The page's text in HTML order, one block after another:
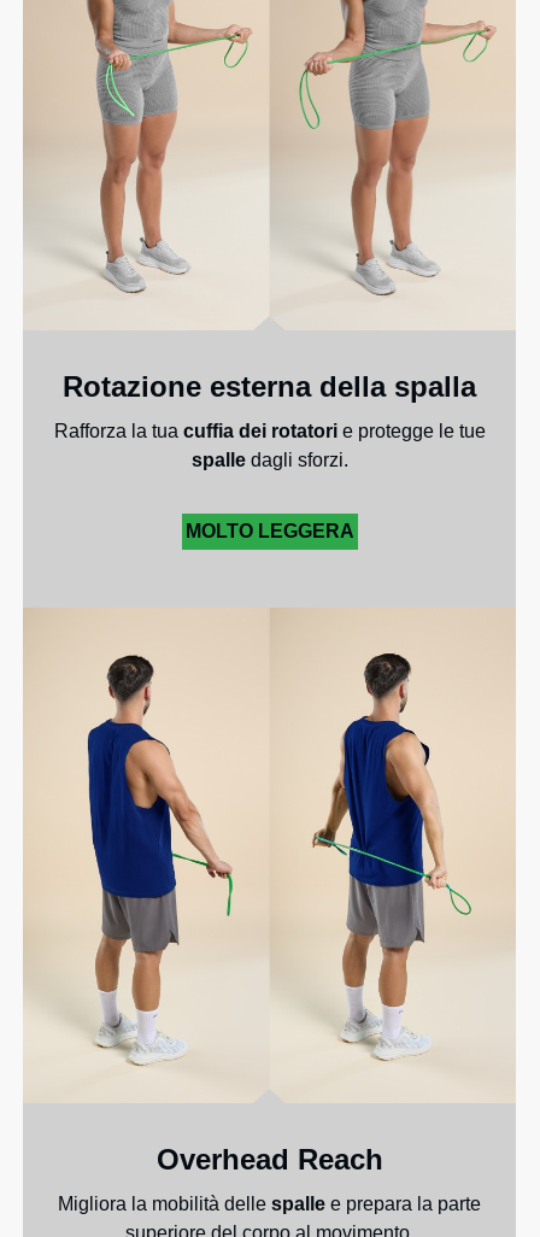
Rotazione esterna della spalla
Rafforza la tua cuffia dei rotatorie protegge le tue
spalledagli sforzi.
MOLTO LEGGERA
Overhead Reach
Migliora la mobilità dellespalle e prepara la parte